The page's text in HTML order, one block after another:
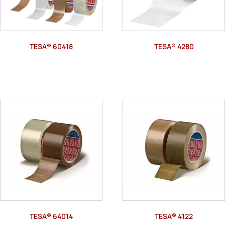
TESA® 60418 TESA® 4280
TESA® 64014 TESA® 4122